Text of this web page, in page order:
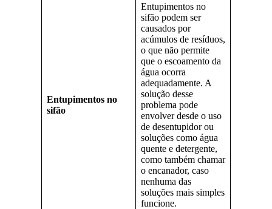
Entupimentos no
sifão
Entupimentos no
sifão podem ser
causados por
acúmulos de resíduos,
o que não permite
que o escoamento da
água ocorra
adequadamente. A
solução desse
problema pode
envolver desde o uso
de desentupidor ou
soluções como água
quente e detergente,
como também chamar
o encanador, caso
nenhuma das
soluções mais simples
funcione.